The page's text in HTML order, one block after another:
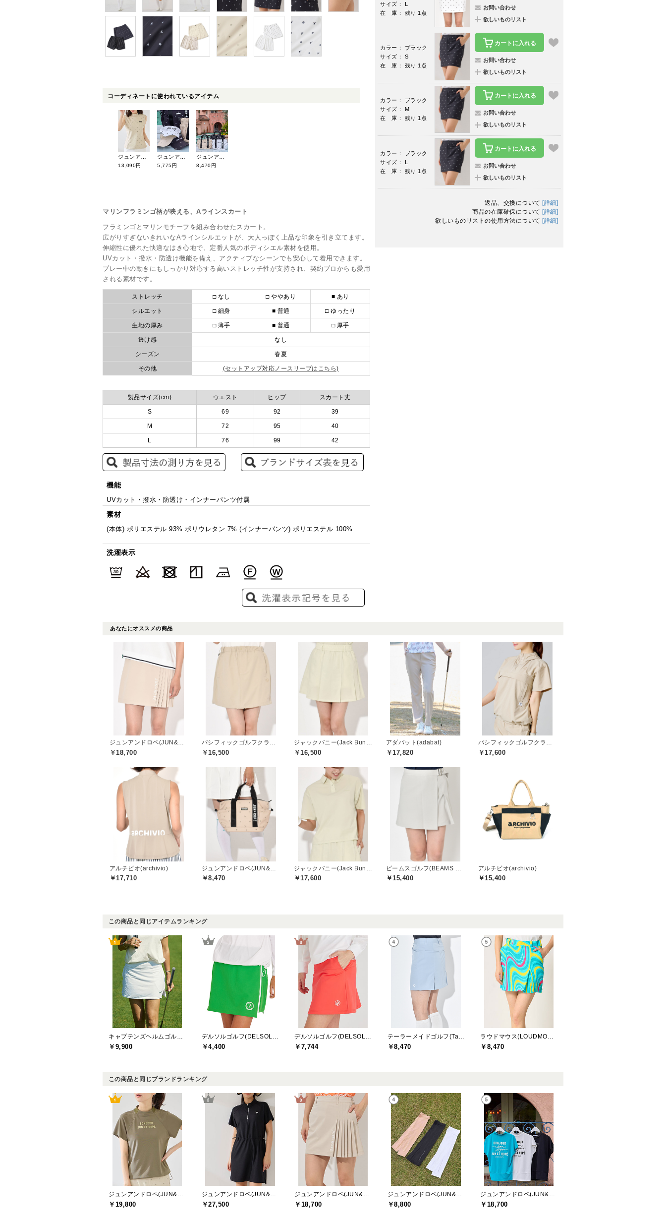
コーディネートに使われているアイテム
13,090円 5,775円 8,470円
マリンフラミンゴ柄が映える、Aラインスカート
フラミンゴとマリンモチーフを組み合わせたスカート。
広がりすぎないきれいなAラインシルエットが、大人っぽく上品な印象を引き立てます。
伸縮性に優れた快適なはき心地で、定番人気のボディシエル素材を使用。
UVカット・撥水・防透け機能を備え、アクティブなシーンでも安心して着用できます。
プレー中の動きにもしっかり対応する高いストレッチ性が支持され、契約プロからも愛用
される素材です。
ストレッチ □ なし □ ややあり ■ あり
シルエット □ 細身 ■ 普通 □ ゆったり
生地の厚み □ 薄手 ■ 普通 □ 厚手
透け感 なし
シーズン 春夏
その他 (セットアップ対応ノースリーブはこちら)
製品サイズ(cm) ウエスト ヒップ スカート丈
S 69 92 39
M 72 95 40
L 76 99 42
機能
UVカット・撥水・防透け・インナーパンツ付属
素材
(本体) ポリエステル 93% ポリウレタン 7% (インナーパンツ) ポリエステル 100%
洗濯表示
サイズ： L
在 庫： 残り 1点
お問い合わせ
欲しいものリスト
カラー： ブラック
サイズ： S
在 庫： 残り 1点
カートに入れる
お問い合わせ
欲しいものリスト
カラー： ブラック
サイズ： M
在 庫： 残り 1点
カートに入れる
お問い合わせ
欲しいものリスト
カラー： ブラック
サイズ： L
在 庫： 残り 1点
カートに入れる
お問い合わせ
欲しいものリスト
返品、交換について [詳細]
商品の在庫確保について [詳細]
欲しいものリストの使用方法について [詳細]
あなたにオススメの商品
ジュンアンドロペ(JUN&ROPE)
￥18,700
パシフィックゴルフクラブ(Pacific GOLF CLUB)
￥16,500
ジャックバニー(Jack Bunny)
￥16,500
アダバット(adabat)
￥17,820
パシフィックゴルフクラブ(Pacific GOLF CLUB)
￥17,600
アルチビオ(archivio)
￥17,710 ￥8,470 ￥17,600 ￥15,400
アルチビオ(archivio)
￥15,400
この商品と同じアイテムランキング
￥9,900 ￥4,400 ￥7,744 ￥8,470 ￥8,470
この商品と同じブランドランキング
￥19,800 ￥27,500 ￥18,700 ￥8,800 ￥18,700